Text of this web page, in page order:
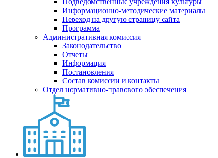
Подведомственные учреждения культуры
Информационно-методические материалы
Переход на другую страницу сайта
Программа
Административная комиссия
Законодательство
Отчеты
Информация
Постановления
Состав комиссии и контакты
Отдел нормативно-правового обеспечения